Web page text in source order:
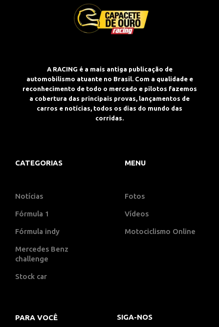
A RACING é a mais antiga publicação de
automobilismo atuante no Brasil. Com a qualidade e
reconhecimento de todo o mercado e pilotos fazemos
a cobertura das principais provas, lançamentos de
carros e notícias, todos os dias do mundo das
corridas.
CATEGORIAS
Notícias
Fórmula 1
Fórmula indy
Mercedes Benz
challenge
Stock car
MENU
Fotos
Vídeos
Motociclismo Online
PARA VOCÊ SIGA-NOS